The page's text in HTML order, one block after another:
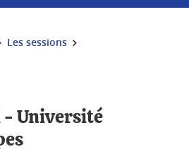
Les sessions
- Université